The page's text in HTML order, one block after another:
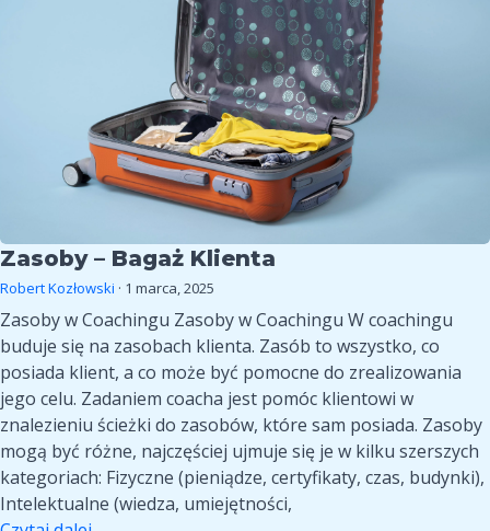
Zasoby – Bagaż Klienta
Robert Kozłowski · 1 marca, 2025
Zasoby w Coachingu Zasoby w Coachingu W coachingu
buduje się na zasobach klienta. Zasób to wszystko, co
posiada klient, a co może być pomocne do zrealizowania
jego celu. Zadaniem coacha jest pomóc klientowi w
znalezieniu ścieżki do zasobów, które sam posiada. Zasoby
mogą być różne, najczęściej ujmuje się je w kilku szerszych
kategoriach: Fizyczne (pieniądze, certyfikaty, czas, budynki),
Intelektualne (wiedza, umiejętności,